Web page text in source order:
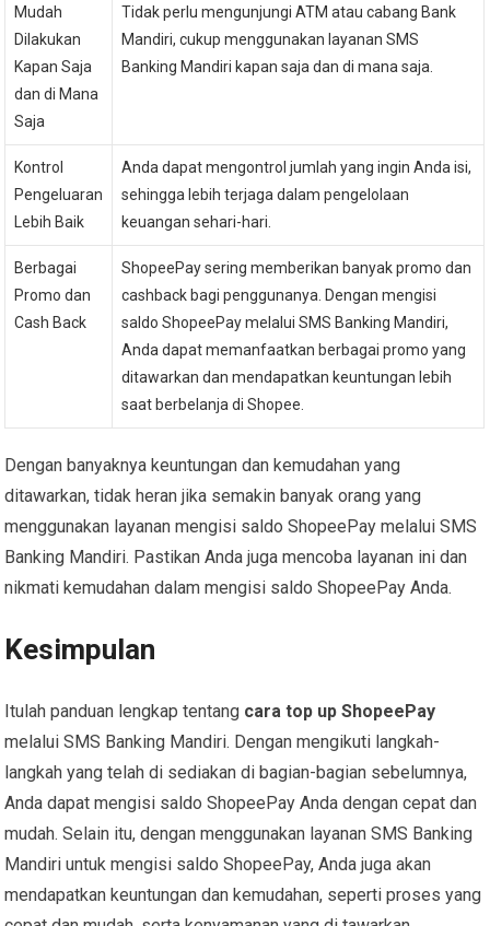
Mudah
Dilakukan
Kapan Saja
dan di Mana
Saja
Tidak perlu mengunjungi ATM atau cabang Bank
Mandiri, cukup menggunakan layanan SMS
Banking Mandiri kapan saja dan di mana saja.
Kontrol
Pengeluaran
Lebih Baik
Anda dapat mengontrol jumlah yang ingin Anda isi,
sehingga lebih terjaga dalam pengelolaan
keuangan sehari-hari.
Berbagai
Promo dan
Cash Back
ShopeePay sering memberikan banyak promo dan
cashback bagi penggunanya. Dengan mengisi
saldo ShopeePay melalui SMS Banking Mandiri,
Anda dapat memanfaatkan berbagai promo yang
ditawarkan dan mendapatkan keuntungan lebih
saat berbelanja di Shopee.
Dengan banyaknya keuntungan dan kemudahan yang
ditawarkan, tidak heran jika semakin banyak orang yang
menggunakan layanan mengisi saldo ShopeePay melalui SMS
Banking Mandiri. Pastikan Anda juga mencoba layanan ini dan
nikmati kemudahan dalam mengisi saldo ShopeePay Anda.
Kesimpulan
Itulah panduan lengkap tentang cara top up ShopeePay
melalui SMS Banking Mandiri. Dengan mengikuti langkah-
langkah yang telah di sediakan di bagian-bagian sebelumnya,
Anda dapat mengisi saldo ShopeePay Anda dengan cepat dan
mudah. Selain itu, dengan menggunakan layanan SMS Banking
Mandiri untuk mengisi saldo ShopeePay, Anda juga akan
mendapatkan keuntungan dan kemudahan, seperti proses yang